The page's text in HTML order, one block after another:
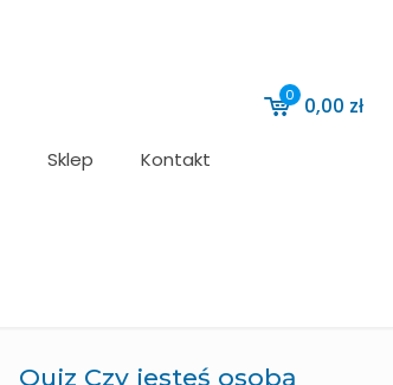
Sklep Kontakt
0 0,00 zł
Quiz Czy jesteś osobą